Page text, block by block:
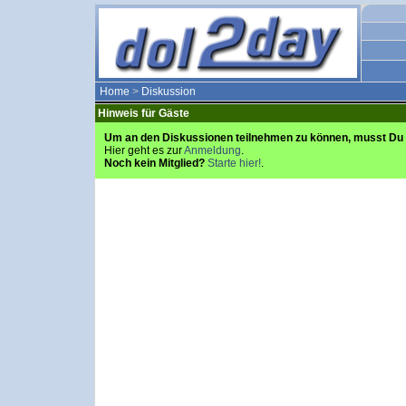
Home > Diskussion
Hinweis für Gäste
Um an den Diskussionen teilnehmen zu können, musst
Hier geht es zurAnmeldung.
Noch kein Mitglied? Starte hier!.